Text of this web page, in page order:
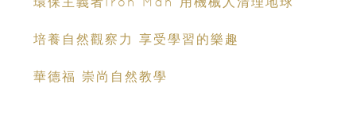
培養自然觀察力 享受學習的樂趣
華德福 崇尚自然教學